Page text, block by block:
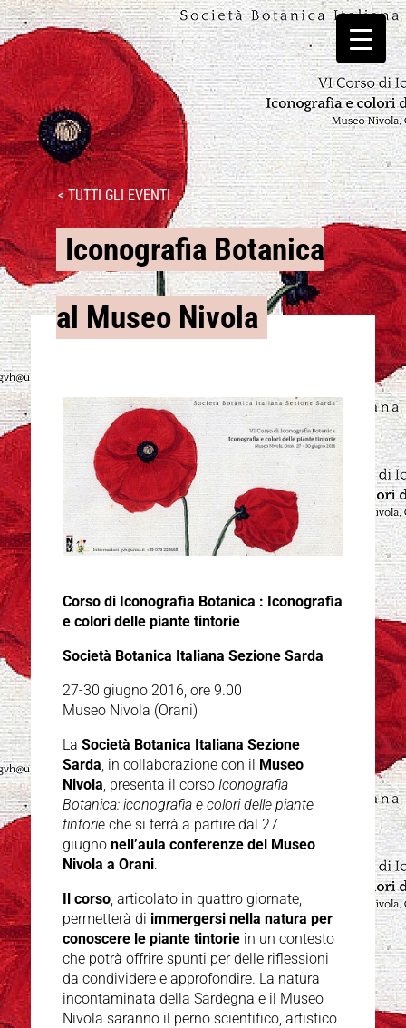
< TUTTI GLI EVENTI
Iconografia Botanica
al Museo Nivola
Corso di Iconografia Botanica : Iconografia
e colori delle piante tintorie
Società Botanica Italiana Sezione Sarda
27-30 giugno 2016, ore 9.00
Museo Nivola (Orani)
La Società Botanica Italiana Sezione
Sarda, in collaborazione con il Museo
Nivola, presenta il corso Iconografia
Botanica: iconografia e colori delle piante
tintorieche si terrà a partire dal 27
giugno nell’aula conferenze del Museo
Nivola a Orani.
Il corso, articolato in quattro giornate,
permetterà di immergersi nella natura per
conoscere le piante tintoriein un contesto
che potrà offrire spunti per delle riflessioni
da condividere e approfondire. La natura
incontaminata della Sardegna e il Museo
Nivola saranno il perno scientifico, artistico